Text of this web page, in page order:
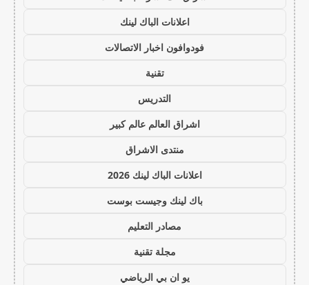
اعلانات الباك لينك
فودوافون اخبار الاتصالات
تقنية
التدريس
اشراق العالم عالم كبير
منتدى الاشراق
اعلانات الباك لينك 2026
باك لينك وجيست بوست
مصادر التعليم
مجلة تقنية
يو ان بي الرياضي